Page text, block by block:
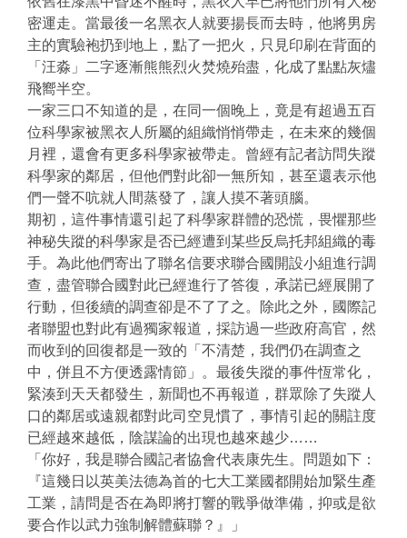
密運走。當最後一名黑衣人就要揚長而去時，他將男房
主的實驗袍扔到地上，點了一把火，只見印刷在背面的
「汪淼」二字逐漸熊熊烈火焚燒殆盡，化成了點點灰燼
飛嚮半空。
一家三口不知道的是，在同一個晚上，竟是有超過五百
位科學家被黑衣人所屬的組織悄悄帶走，在未來的幾個
月裡，還會有更多科學家被帶走。曾經有記者訪問失蹤
科學家的鄰居，但他們對此卻一無所知，甚至還表示他
們一聲不吭就人間蒸發了，讓人摸不著頭腦。
期初，這件事情還引起了科學家群體的恐慌，畏懼那些
神秘失蹤的科學家是否已經遭到某些反烏托邦組織的毒
手。為此他們寄出了聯名信要求聯合國開設小組進行調
查，盡管聯合國對此已經進行了答復，承諾已經展開了
行動，但後續的調查卻是不了了之。除此之外，國際記
者聯盟也對此有過獨家報道，採訪過一些政府高官，然
而收到的回復都是一致的「不清楚，我們仍在調查之
中，併且不方便透露情節」。最後失蹤的事件恆常化，
緊湊到天天都發生，新聞也不再報道，群眾除了失蹤人
口的鄰居或遠親都對此司空見慣了，事情引起的關註度
已經越來越低，陰謀論的出現也越來越少……
「你好，我是聯合國記者協會代表康先生。問題如下：
『這幾日以英美法德為首的七大工業國都開始加緊生產
工業，請問是否在為即將打響的戰爭做準備，抑或是欲
要合作以武力強制解體蘇聯？』」